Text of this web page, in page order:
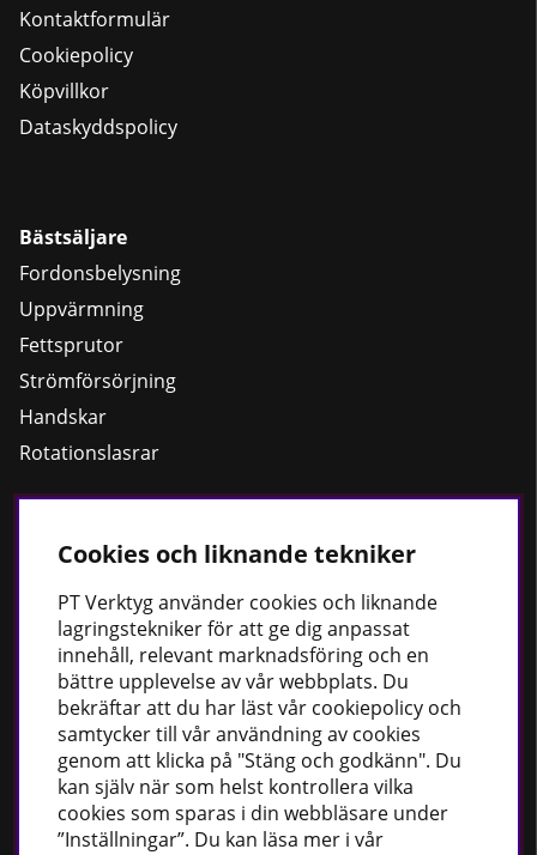
Kontaktformulär
Cookiepolicy
Köpvillkor
Dataskyddspolicy
Bästsäljare
Fordonsbelysning
Uppvärmning
Fettsprutor
Strömförsörjning
Handskar
Rotationslasrar
Håll dig uppdaterad
Nyheter
Guider
Facebook
Instagram
PT Verktyg AB
Stationsvägen 30
541 77 Skövde
Cookies och liknande tekniker
PTVerktyg använder cookies och liknande
lagringstekniker för att ge dig anpassat
innehåll, relevant marknadsföring och en
bättre upplevelse av vår webbplats. Du
bekräftar att du har läst vår cookiepolicy och
samtycker till vår användning av cookies
genom att klicka på "Stäng och godkänn". Du
kan själv när som helst kontrollera vilka
cookies som sparas i din webbläsare under
”Inställningar”. Du kan läsa mer i vår